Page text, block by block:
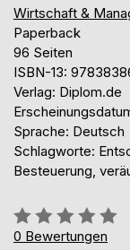
Wirtschaft &
Paperback
96 Seiten
ISBN-13:
Verlag: Diplom.de
Sprache: Deutsch
Schlagworte:
Besteuerung,
Bewertung::
0%
0 Bewertungen